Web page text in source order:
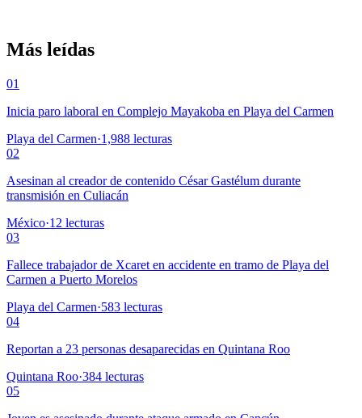
Más leídas
01
Inicia paro laboral en Complejo Mayakoba en Playa del Carmen
Playa del Carmen·1,988 lecturas
02
Asesinan al creador de contenido César Gastélum durante
transmisión en Culiacán
México·12 lecturas
03
Fallece trabajador de Xcaret en accidente en tramo de Playa del
Carmen a Puerto Morelos
Playa del Carmen·583 lecturas
04
Reportan a 23 personas desaparecidas en Quintana Roo
Quintana Roo·384 lecturas
05